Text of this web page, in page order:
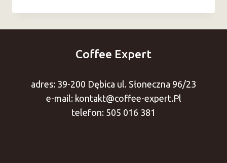
PRESS
MIGHT
￼
Coffee Expert
adres: 39-200 Dębica ul. Słoneczna 96/23
e-mail: kontakt@coffee-expert.Pl
telefon: 505 016 381